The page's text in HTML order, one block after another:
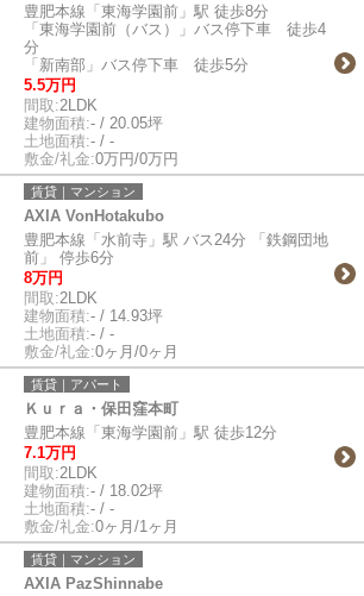
豊肥本線「東海学園前」駅 徒歩8分
「東海学園前（バス）」バス停下車 徒歩4
分
「新南部」バス停下車 徒歩5分
5.5万円
間取:2LDK
建物面積:- / 20.05坪
土地面積:- / -
敷金/礼金:0万円/0万円
賃貸｜マンション
AXIA VonHotakubo
豊肥本線「水前寺」駅 バス24分 「鉄鋼団地
前」 停歩6分
8万円
間取:2LDK
建物面積:- / 14.93坪
土地面積:- / -
敷金/礼金:0ヶ月/0ヶ月
賃貸｜アパート
Ｋｕｒａ・保田窪本町
豊肥本線「東海学園前」駅 徒歩12分
7.1万円
間取:2LDK
建物面積:- / 18.02坪
土地面積:- / -
敷金/礼金:0ヶ月/1ヶ月
賃貸｜マンション
AXIA PazShinnabe